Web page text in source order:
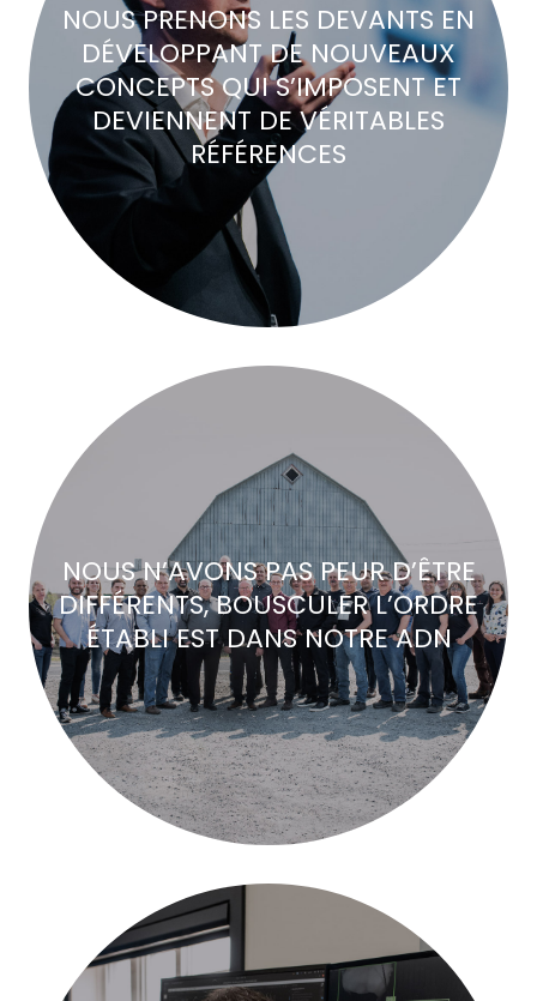
NOUS PRENONS LES DEVANTS EN
DÉVELOPPANT DE NOUVEAUX
CONCEPTS QUI S’IMPOSENT ET
DEVIENNENT DE VÉRITABLES
RÉFÉRENCES
NOUS N’AVONS PAS PEUR D’ÊTRE
DIFFÉRENTS, BOUSCULER L’ORDRE
ÉTABLI EST DANS NOTRE ADN